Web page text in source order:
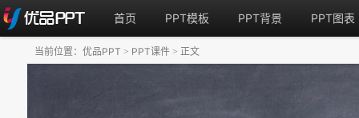
首页 PPT模板 PPT背景 PPT图表
当前位置： 优品PPT > PPT课件 > 正文